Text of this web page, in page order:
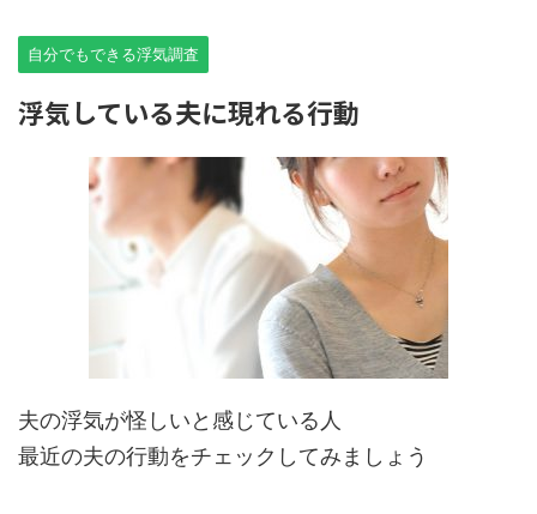
自分でもできる浮気調査
浮気している夫に現れる行動
夫の浮気が怪しいと感じている人
最近の夫の行動をチェックしてみましょう